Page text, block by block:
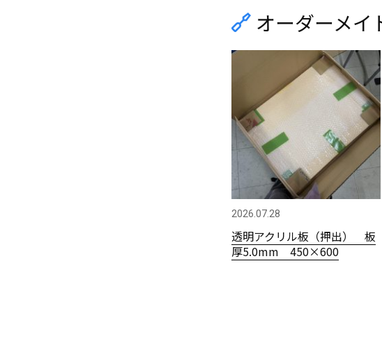
オーダーメイ
2026.07.28
透明アクリル板（押出） 板
厚5.0mm 450×600